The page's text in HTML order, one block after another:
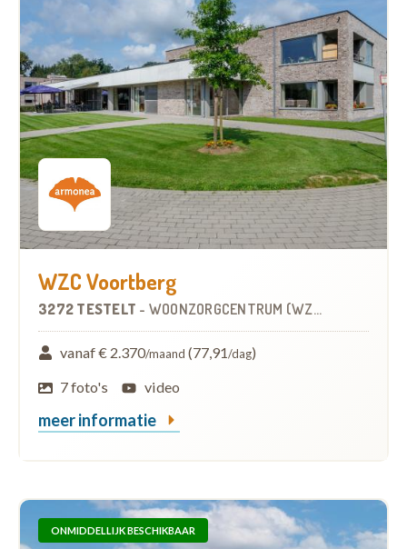
WZC Voortberg
3272 TESTELT - WOONZORGCENTRUM (WZC)
vanaf € 2.370/maand (77,91/dag)
7 foto's
video
meer informatie
ONMIDDELLIJK BESCHIKBAAR